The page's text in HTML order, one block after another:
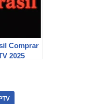
Comprar
2025